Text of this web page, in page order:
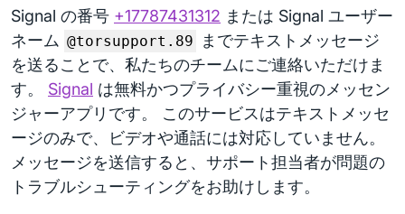
Signal の番号 +17787431312 または Signal ユーザー
ネーム @torsupport.89
までテキストメッセージ
を送ることで、私たちのチームにご連絡いただけま
す。 Signal は無料かつプライバシー重視のメッセン
ジャーアプリです。 このサービスはテキストメッセ
ージのみで、ビデオや通話には対応していません。
メッセージを送信すると、サポート担当者が問題の
トラブルシューティングをお助けします。